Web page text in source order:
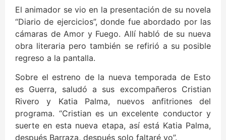
El animador se vio en la presentación de su novela
“Diario de ejercicios”, donde fue abordado por las
cámaras de Amor y Fuego. Allí habló de su nueva
obra literaria pero también se refirió a su posible
regreso a la pantalla.
Sobre el estreno de la nueva temporada de Esto
es Guerra, saludó a sus excompañeros Cristian
Rivero y Katia Palma, nuevos anfitriones del
programa. “Cristian es un excelente conductor y
suerte en esta nueva etapa, así está Katia Palma,
después Barraza, después solo faltaré yo”.